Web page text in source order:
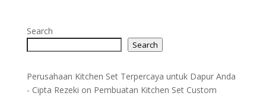
Search
Search
Perusahaan Kitchen Set Terpercaya untuk Dapur Anda
- Cipta Rezeki on Pembuatan Kitchen Set Custom